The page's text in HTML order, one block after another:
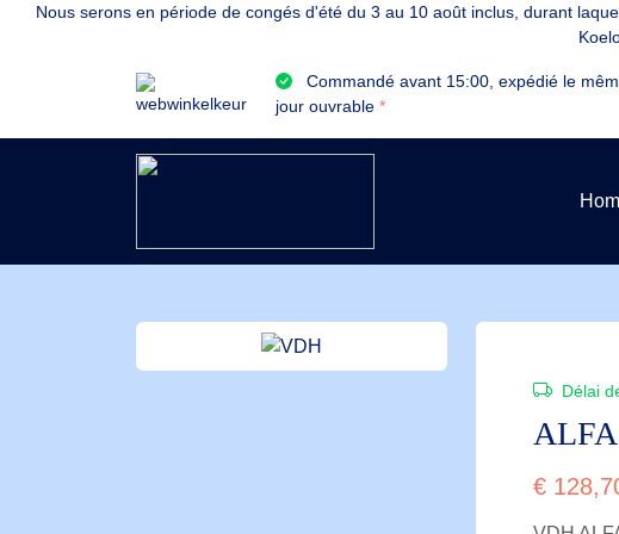
Nous serons en période de congés d'été du 3 au 10 août inclus, durant
Commandé avant 15:00, expédié le
jour ouvrable *
Délai
€